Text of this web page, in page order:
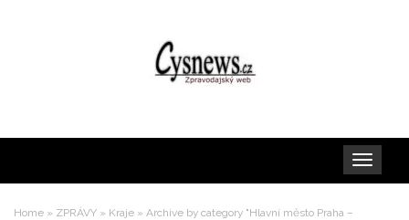
Toggle
navigation
Home » ZPRÁVY » Kraje » Archive by category "Hlavní město Praha –